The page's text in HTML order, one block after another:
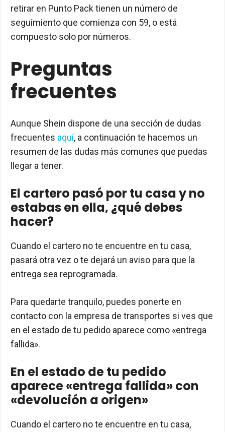
retirar en Punto Pack tienen un número de
seguimiento que comienza con 59, o está
compuesto solo por números.
Preguntas
frecuentes
Aunque Shein dispone de una sección de dudas
frecuentes aquí, a continuación te hacemos un
resumen de las dudas más comunes que puedas
llegar a tener.
El cartero pasó por tu casa y no
estabas en ella, ¿qué debes
hacer?
Cuando el cartero no te encuentre en tu casa,
pasará otra vez o te dejará un aviso para que la
entrega sea reprogramada.
Para quedarte tranquilo, puedes ponerte en
contacto con la empresa de transportes si ves que
en el estado de tu pedido aparece como «entrega
fallida».
En el estado de tu pedido
aparece «entrega fallida» con
«devolución a origen»
Cuando el cartero no te encuentre en tu casa,